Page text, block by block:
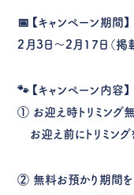
📅【キャンペーン期間】
2月3日〜2月17日（掲
🐾【キャンペーン内容】
① お迎え時トリミング
お迎え前にトリミング
② 無料お預かり期間